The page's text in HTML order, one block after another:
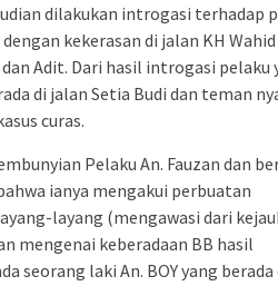
dilakukan introgasi terhadap
kekerasan di jalan KH Wahid
Adit. Dari hasil introgasi pelaku
di jalan Setia Budi dan teman
curas.
Pelaku An. Fauzan dan
ianya mengakui perbuatan
layang (mengawasi dari
mengenai keberadaan BB hasil
seorang laki An. BOY yang berada